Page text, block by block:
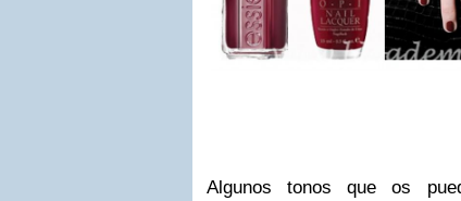
Algunos tonos que os